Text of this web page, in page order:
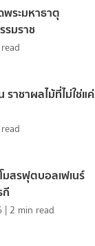
พระมหาธาตุ
รมราช
าชาผลไม้ที่ไม่ใช่แค่
มสรฟุตบอลเฟเนร์
| 2 min read